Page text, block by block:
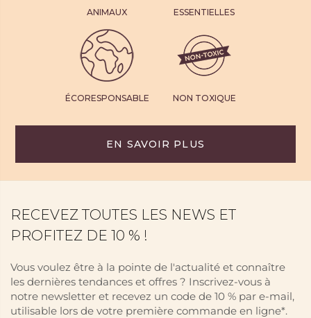
ANIMAUX
ESSENTIELLES
ÉCORESPONSABLE NON TOXIQUE
EN SAVOIR PLUS
RECEVEZ TOUTES LES NEWS ET
PROFITEZ DE 10 % !
Vous voulez être à la pointe de l'actualité et connaître
les dernières tendances et offres ? Inscrivez-vous à
notre newsletter et recevez un code de 10 % par e-mail,
utilisable lors de votre première commande en ligne*.